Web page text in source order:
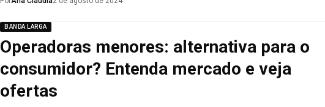
BANDA LARGA
Operadoras menores: alternativa para o
consumidor? Entenda mercado e veja
ofertas